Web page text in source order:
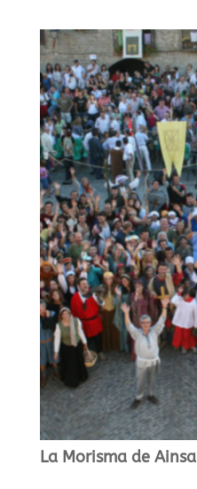
La Morisma de Ainsa